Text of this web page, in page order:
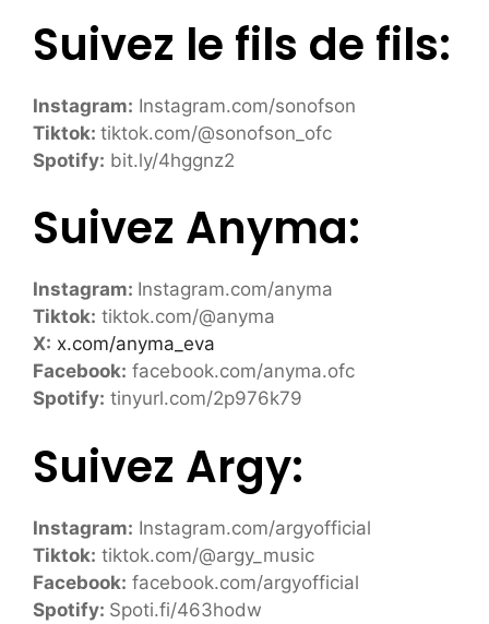
Suivez le fils de fils:
Instagram: Instagram.com/sonofson
Tiktok: tiktok.com/@sonofson_ofc
Spotify: bit.ly/4hggnz2
Suivez Anyma:
Instagram: Instagram.com/anyma
Tiktok: tiktok.com/@anyma
X: x.com/anyma_eva
Facebook: facebook.com/anyma.ofc
Spotify: tinyurl.com/2p976k79
Suivez Argy:
Instagram: Instagram.com/argyofficial
Tiktok: tiktok.com/@argy_music
Facebook: facebook.com/argyofficial
Spotify: Spoti.fi/463hodw